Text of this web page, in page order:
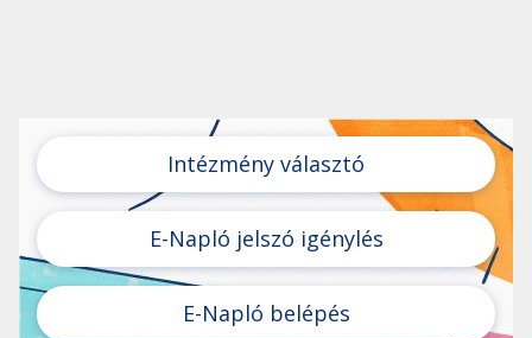
Intézmény választó
E-Napló jelszó igénylés
E-Napló belépés